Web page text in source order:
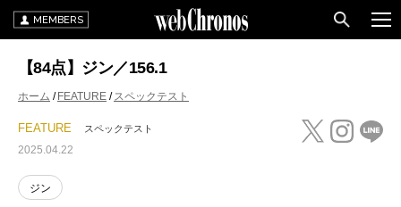
MEMBERS
【84点】ジン／156.1
ホーム FEATURE スペックテスト
FEATURE スペックテスト
2025.04.22
ジン